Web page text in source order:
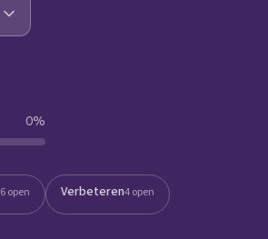
0%
6 open Verbeteren4 open